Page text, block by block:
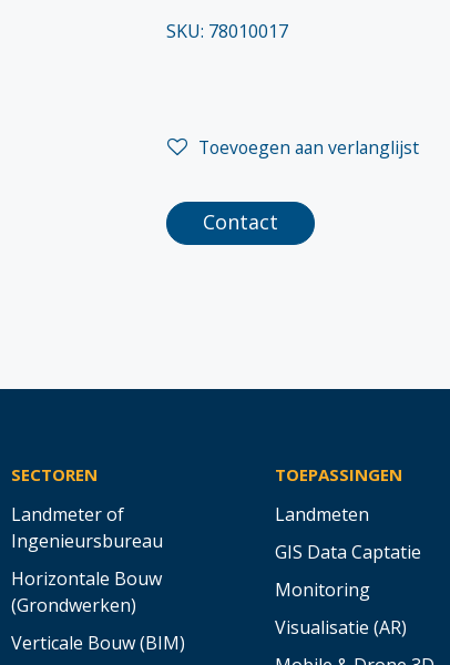
SKU: 78010017
Toevoegen aan verlanglijst
Contact
SECTOREN
Landmeter of
Ingenieursbureau
Horizontale Bouw
(Grondwerken)
Verticale Bouw (BIM)
TOEPASSINGEN
Landmeten
GIS Data Captatie
Monitoring
Visualisatie (AR)